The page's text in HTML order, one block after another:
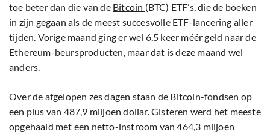
toe beter dan die van de Bitcoin (BTC) ETF’s, die de boeken
in zijn gegaan als de meest succesvolle ETF-lancering aller
tijden. Vorige maand ging er wel 6,5 keer méér geld naar de
Ethereum-beursproducten, maar dat is deze maand wel
anders.
Over de afgelopen zes dagen staan de Bitcoin-fondsen op
een plus van 487,9 miljoen dollar. Gisteren werd het meeste
opgehaald met een netto-instroom van 464,3 miljoen